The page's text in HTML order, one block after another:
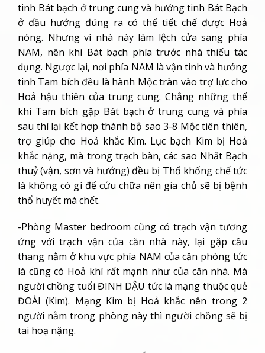
tinh Bát bạch ở trung cung và hướng tinh Bát Bạch
ở đầu hướng đúng ra có thể tiết chế được Hoả
nóng. Nhưng vì nhà này làm lệch cửa sang phía
NAM, nên khí Bát bạch phía trước nhà thiếu tác
dụng. Ngược lại, nơi phía NAM là vận tinh và hướng
tinh Tam bích đều là hành Mộc tràn vào trợ lực cho
Hoả hậu thiên của trung cung. Chẳng những thế
khi Tam bích gặp Bát bạch ở trung cung và phía
sau thì lại kết hợp thành bộ sao 3-8 Mộc tiên thiên,
trợ giúp cho Hoả khắc Kim. Lục bạch Kim bị Hoả
khắc nặng, mà trong trạch bàn, các sao Nhất Bạch
thuỷ (vận, sơn và hướng) đều bị Thổ khống chế tức
là không có gì để cứu chữa nên gia chủ sẽ bị bệnh
thổ huyết mà chết.
-Phòng Master bedroom cũng có trạch vận tương
ứng với trạch vận của căn nhà này, lại gặp cầu
thang nằm ở khu vực phía NAM của căn phòng tức
là cũng có Hoả khí rất mạnh như của căn nhà. Mà
người chồng tuổi ĐINH DẬU tức là mạng thuộc quẻ
ĐOÀI (Kim). Mạng Kim bị Hoả khắc nên trong 2
người nằm trong phòng này thì người chồng sẽ bị
tai hoạ nặng.